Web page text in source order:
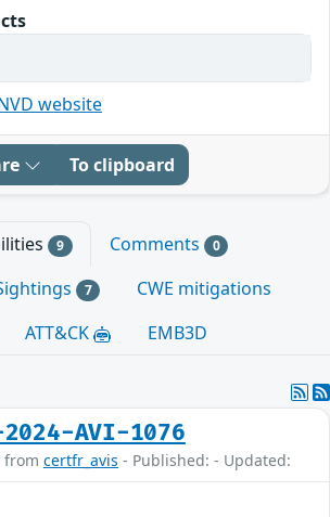
website
To clipboard
9 Comments 0
7
CWE mitigations
ATT&CK EMB3D
2024-AVI-1076
from certfr_avis - Published: - Updated: